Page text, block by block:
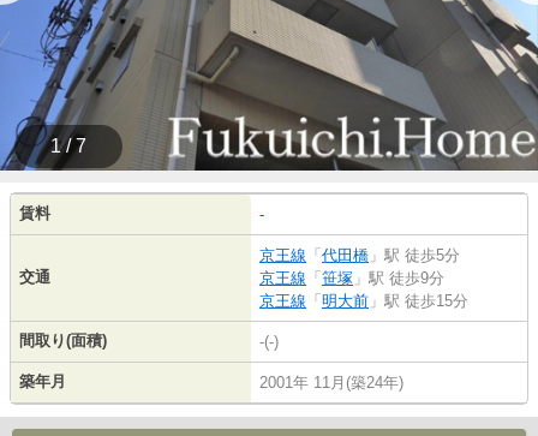
1 / 7
賃料 -
交通
京王線 「 代田橋 」駅 徒歩5分
京王線 「 笹塚 」駅 徒歩9分
京王線 「 明大前 」駅 徒歩15分
間取り(面積) -(-)
築年月 2001年 11月(築24年)